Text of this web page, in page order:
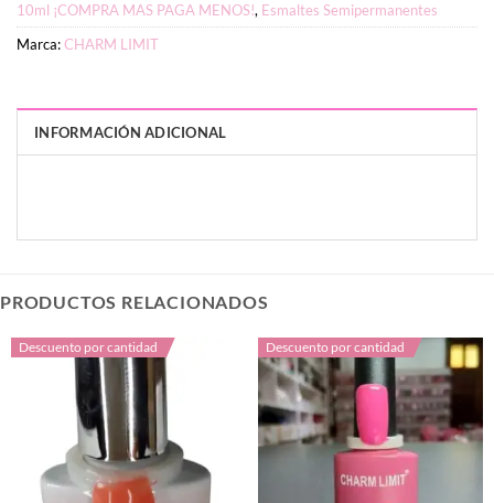
10ml ¡COMPRA MAS PAGA MENOS!, Esmaltes Semipermanentes
Marca:CHARM LIMIT
INFORMACIÓN ADICIONAL
PRODUCTOS RELACIONADOS
Descuento por cantidad Descuento por cantidad